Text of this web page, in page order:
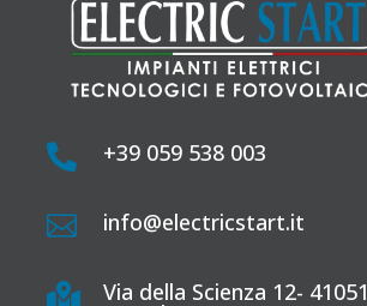
 +39 059 538 003
 info@electricstart.it
 Via della Scienza 12- 41051